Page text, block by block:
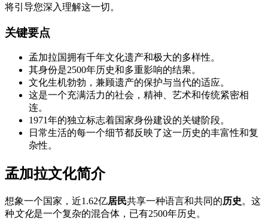
将引导您深入理解这一切。
关键要点
孟加拉国拥有千年文化遗产和极大的多样性。
其身份是2500年历史和多重影响的结果。
文化生机勃勃，兼顾遗产的保护与当代的适应。
这是一个充满活力的社会，精神、艺术和传统紧密相
连。
1971年的独立标志着国家身份建设的关键阶段。
日常生活的每一个细节都反映了这一历史的丰富性和复
杂性。
孟加拉文化简介
想象一个国家，近1.62亿居民共享一种语言和共同的历史 。这
种文化是一个复杂的混合体，已有2500年历史。